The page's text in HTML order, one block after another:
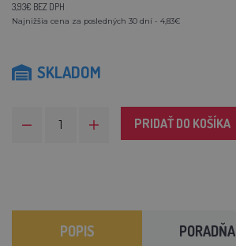
3,93€ BEZ DPH
Najnižšia cena za posledných 30 dní - 4,83€
SKLADOM
PRIDAŤ DO KOŠÍKA
POPIS PORADŇA